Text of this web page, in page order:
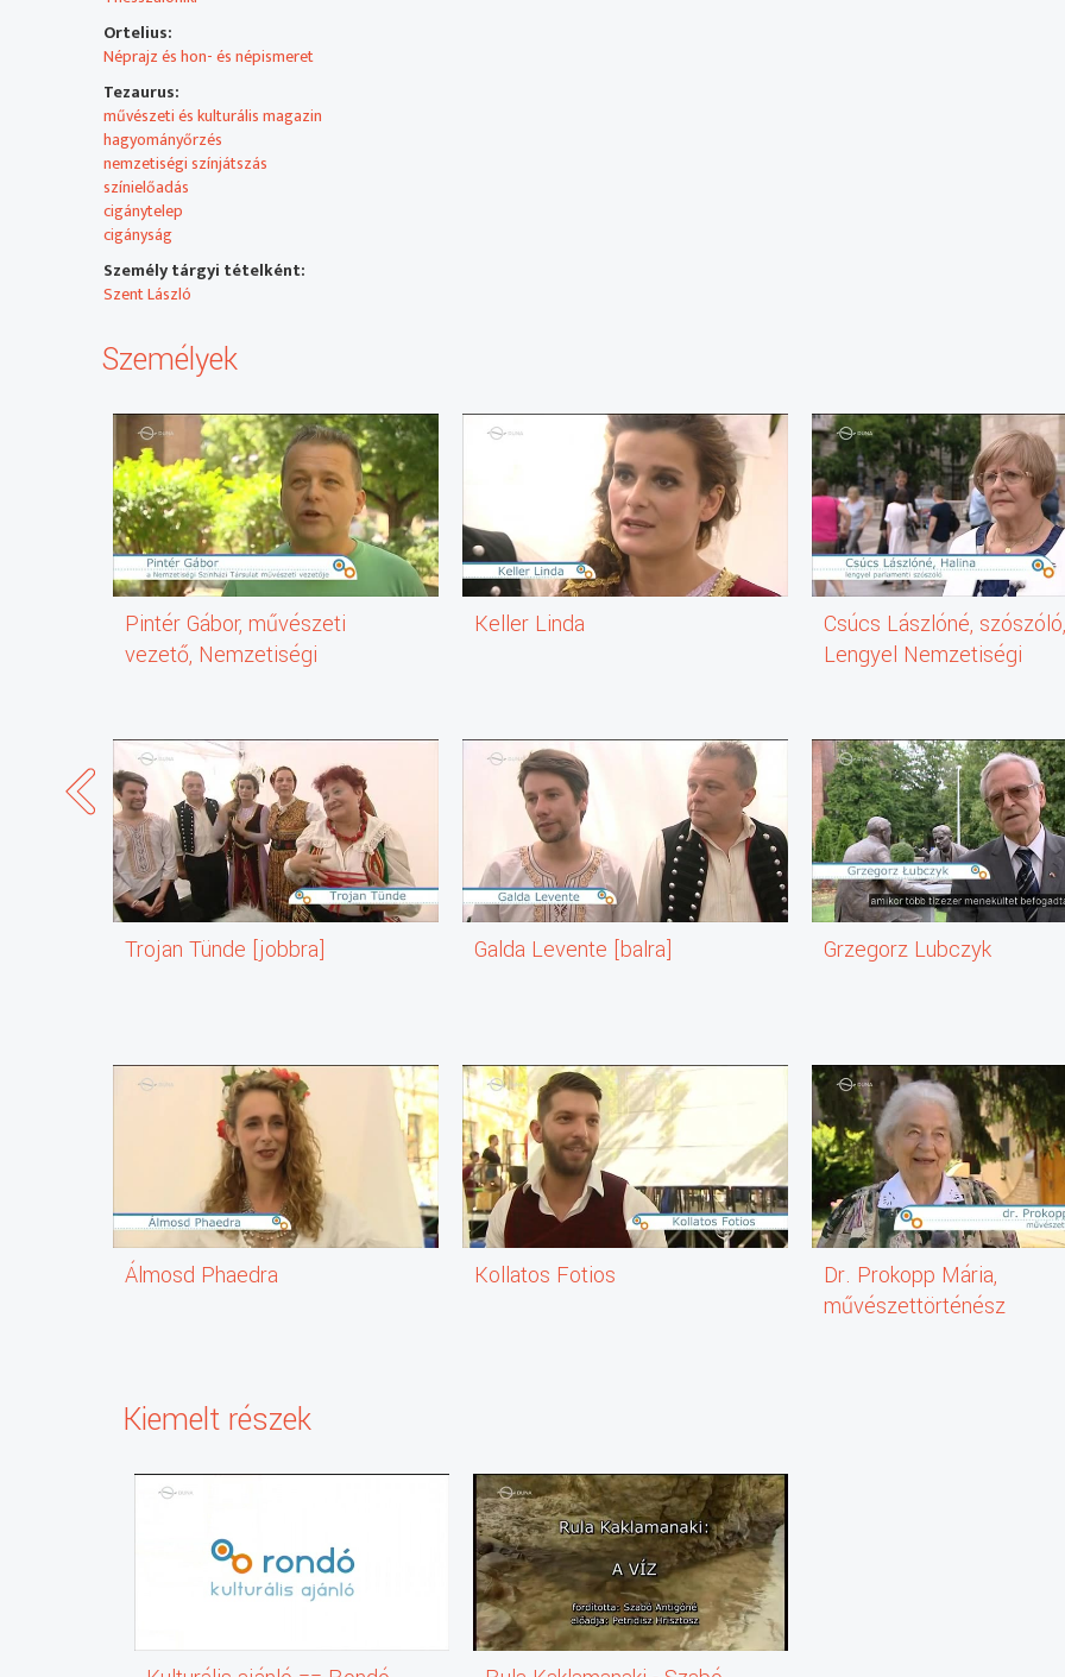
Ortelius:
Néprajz és hon- és népismeret
Tezaurus:
művészeti és kulturális magazin
hagyományőrzés
nemzetiségi színjátszás
színielőadás
cigánytelep
cigányság
Személy tárgyi tételként:
Szent László
Személyek
Pintér Gábor, művészeti
vezető, Nemzetiségi
Trojan Tünde [jobbra]
Álmosd Phaedra
Keller Linda
Galda Levente [balra]
Kollatos Fotios
Csúcs Lászlóné, szószóló,
Lengyel Nemzetiségi
Grzegorz Lubczyk
Dr. Prokopp Mária,
művészettörténész
Kiemelt részek